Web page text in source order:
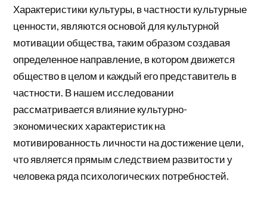
Характеристики культуры, в частности культурные
ценности, являются основой для культурной
мотивации общества, таким образом создавая
определенное направление, в котором движется
общество в целом и каждый его представитель в
частности. В нашем исследовании
рассматривается влияние культурно-
экономических характеристик на
мотивированность личности на достижение цели,
что является прямым следствием развитости у
человека ряда психологических потребностей.